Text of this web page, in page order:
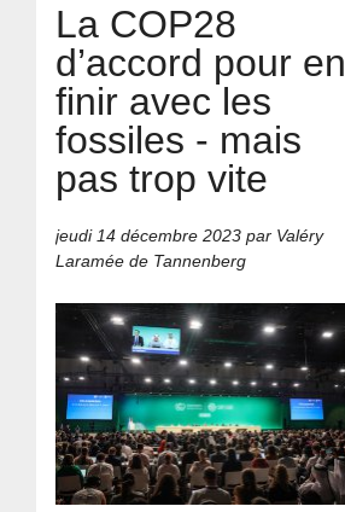
La COP28
d’accord pour en
finir avec les
fossiles - mais
pas trop vite
jeudi 14 décembre 2023 par Valéry
Laramée de Tannenberg